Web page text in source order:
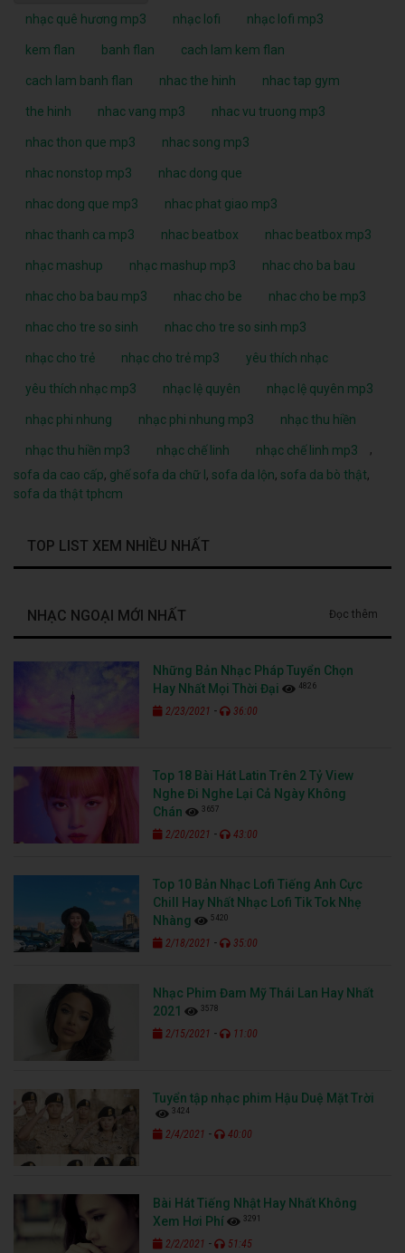
nhạc quê hương mp3 nhạc lofi nhạc lofi mp3
kem flan banh flan cach lam kem flan
cach lam banh flan nhac the hinh nhac tap gym
the hinh nhac vang mp3 nhac vu truong mp3
nhac thon que mp3 nhac song mp3
nhac nonstop mp3 nhac dong que
nhac dong que mp3 nhac phat giao mp3
nhac thanh ca mp3 nhac beatbox nhac beatbox mp3
nhạc mashup nhạc mashup mp3 nhac cho ba bau
nhac cho ba bau mp3 nhac cho be nhac cho be mp3
nhac cho tre so sinh nhac cho tre so sinh mp3
nhạc cho trẻ nhạc cho trẻ mp3 yêu thích nhạc
yêu thích nhạc mp3 nhạc lệ quyên nhạc lệ quyên mp3
nhạc phi nhung nhạc phi nhung mp3 nhạc thu hiền
nhạc thu hiền mp3 nhạc chế linh nhạc chế linh mp3
,
sofa da cao cấp, ghế sofa da chữ l , sofa da lộn, sofa da bò thật,
sofa da thật tphcm
TOP LIST XEM NHIỀU NHẤT
NHẠC NGOẠI MỚI NHẤT Đọc thêm
Những Bản Nhạc Pháp Tuyển Chọn
Hay Nhất Mọi Thời Đại
4826
2/23/2021 - 36:00
Top 18 Bài Hát Latin Trên 2 Tỷ View
Nghe Đi Nghe Lại Cả Ngày Không
Chán
3657
2/20/2021 - 43:00
Top 10 Bản Nhạc Lofi Tiếng Anh Cực
Chill Hay Nhất Nhạc Lofi Tik Tok Nhẹ
Nhàng
5420
2/18/2021 - 35:00
Nhạc Phim Đam Mỹ Thái Lan Hay Nhất
2021
3578
2/15/2021 - 11:00
Tuyển tập nhạc phim Hậu Duệ Mặt Trời
3424
2/4/2021 - 40:00
Bài Hát Tiếng Nhật Hay Nhất Không
Xem Hơi Phí
3291
2/2/2021 - 51:45